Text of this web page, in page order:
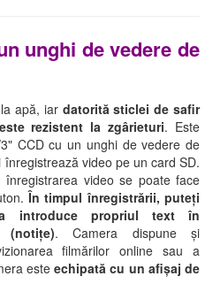
unghi de vedere de
apă, iar datorită sticlei de safir
rezistent la zgârieturi. Este
CCD cu un unghi de vedere de
video pe un card SD.
video se poate face
În timpul înregistrării, puteți
introduce propriul text în
(notițe). Camera dispune și
filmărilor online sau a
esteechipată cu un afișaj de